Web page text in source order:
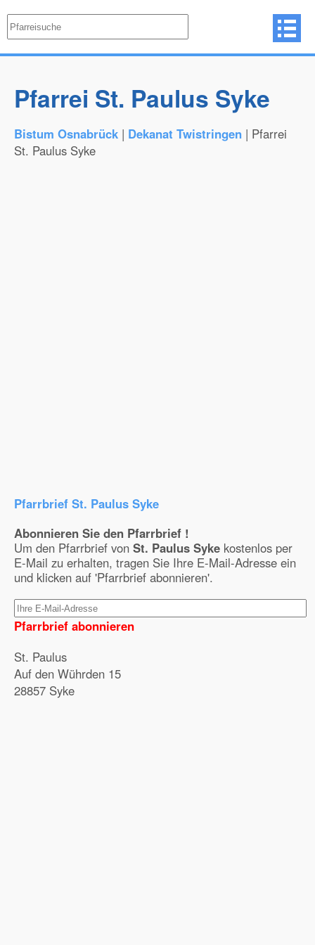
Pfarrei St. Paulus Syke
Bistum Osnabrück | Dekanat Twistringen | Pfarrei
St. Paulus Syke
Pfarrbrief St. Paulus Syke
Abonnieren Sie den Pfarrbrief !
Um den Pfarrbrief von St. Paulus Syke kostenlos per
E-Mail zu erhalten, tragen Sie Ihre E-Mail-Adresse ein
und klicken auf 'Pfarrbrief abonnieren'.
Pfarrbrief abonnieren
St. Paulus
Auf den Wührden 15
28857 Syke